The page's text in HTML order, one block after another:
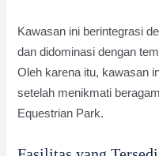
Kawasan ini berintegrasi
dan didominasi dengan
Oleh karena itu, kawasan
setelah menikmati
Equestrian Park.